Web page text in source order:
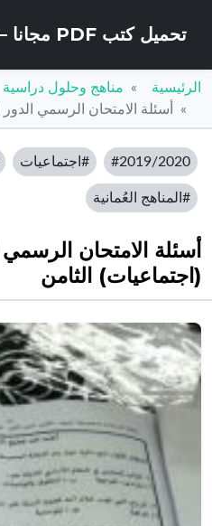
تحميل كتب PDF مجانا – كتب كو
الرئيسية
مناهج وحلول دراسية
أسئلة الامتحان الرسمي
#2019/2020 #اجتماعيات
#المناهج العُمانية
أسئلة الامتحان الرسمي
(اجتماعيات) الثامن